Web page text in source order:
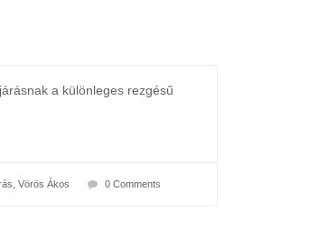
a különleges rezgésű
, Vörös Ákos 0 Comments